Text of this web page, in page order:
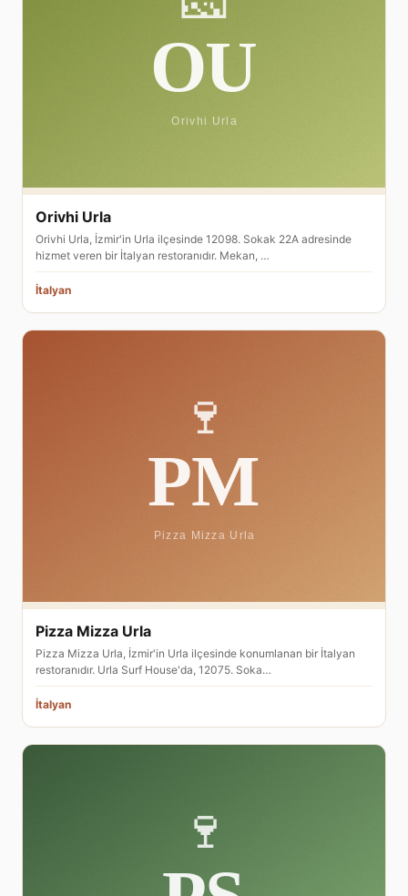
Orivhi Urla
Orivhi Urla, İzmir'in Urla ilçesinde 12098. Sokak 22A adresinde
hizmet veren bir İtalyan restoranıdır. Mekan, …
İtalyan
Pizza Mizza Urla
Pizza Mizza Urla, İzmir'in Urla ilçesinde konumlanan bir İtalyan
restoranıdır. Urla Surf House'da, 12075. Soka…
İtalyan